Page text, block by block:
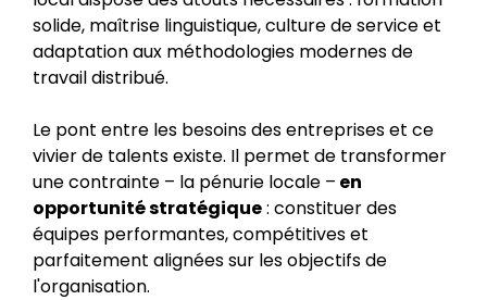
solide, maîtrise linguistique, culture de service et
adaptation aux méthodologies modernes de
travail distribué.
Le pont entre les besoins des entreprises et ce
vivier de talents existe. Il permet de transformer
une contrainte – la pénurie locale – en
opportunité stratégique: constituer des
équipes performantes, compétitives et
parfaitement alignées sur les objectifs de
l'organisation.